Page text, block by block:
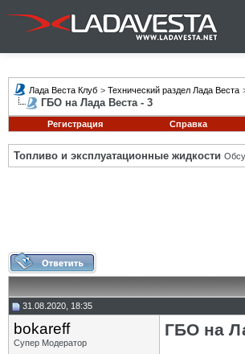
Лада Веста Клуб > Технический раздел Лада Веста
ГБО на Лада Веста - 3
Регистрация Справка
Топливо и эксплуатационные жидкости
31.08.2020, 18:35
bokareff
Супер Модератор
ГБО на